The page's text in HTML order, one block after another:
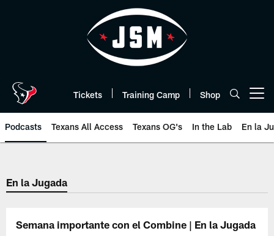
Tickets Training Camp Shop
Podcasts Texans All Access Texans OG's In the Lab En la
Texans Listen | Houston Texans
En la Jugada
Semana importante con el Combine | En la Jugada